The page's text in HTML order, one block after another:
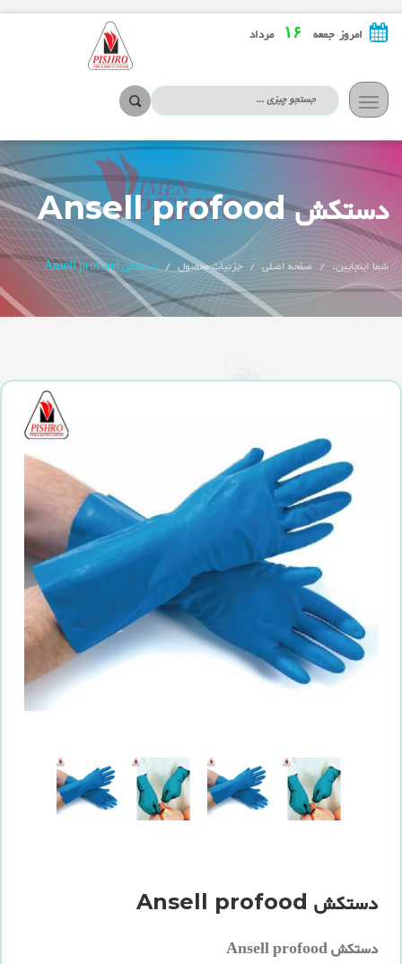
امروز جمعه مرداد
تعویض
ناوبری
دستکش Ansell profood
شما اینجایین: صفحه اصلی جزئیات محصول دستکش Ansell profood
دستکش Ansell profood
دستکش Ansell profood